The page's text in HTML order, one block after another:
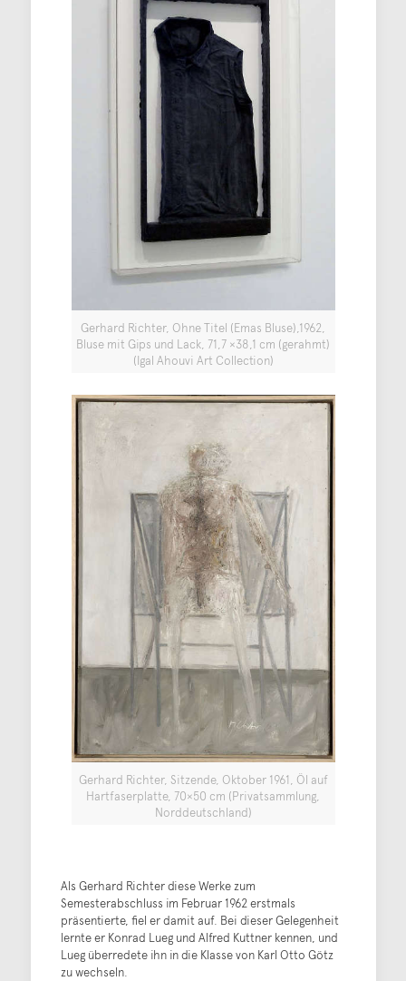
Gerhard Richter, Ohne Titel (Emas Bluse),1962,
Bluse mit Gips und Lack, 71,7 ×38,1 cm (gerahmt)
(Igal Ahouvi Art Collection)
Gerhard Richter, Sitzende, Oktober 1961, Öl auf
Hartfaserplatte, 70×50 cm (Privatsammlung,
Norddeutschland)
Als Gerhard Richter diese Werke zum
Semesterabschluss im Februar 1962 erstmals
präsentierte, fiel er damit auf. Bei dieser Gelegenheit
lernte er Konrad Lueg und Alfred Kuttner kennen, und
Lueg überredete ihn in die Klasse von Karl Otto Götz
zu wechseln.